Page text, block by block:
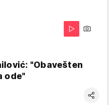
"Obavešten
ode"